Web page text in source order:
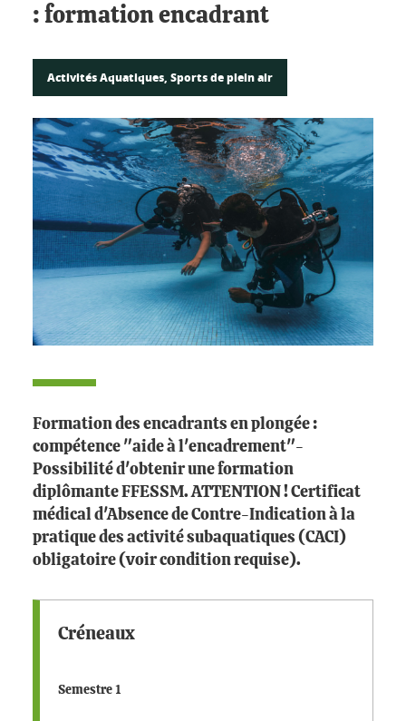
: formation encadrant
Activités Aquatiques, Sports de plein air
Formation des encadrants en plongée :
compétence "aide à l'encadrement"-
Possibilité d'obtenir une formation
diplômante FFESSM. ATTENTION ! Certificat
médical d'Absence de Contre-Indication à la
pratique des activité subaquatiques (CACI)
obligatoire (voir condition requise).
Créneaux
Semestre 1